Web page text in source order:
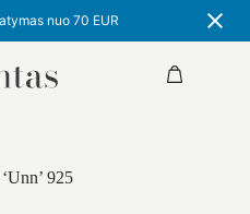
nuo 70 EUR
Shopping
‘Unn’ 925